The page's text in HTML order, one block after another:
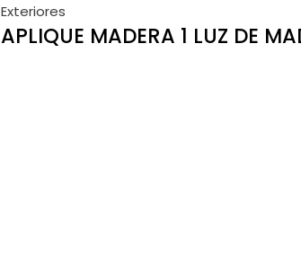
Exteriores
APLIQUE MADERA 1 LUZ DE